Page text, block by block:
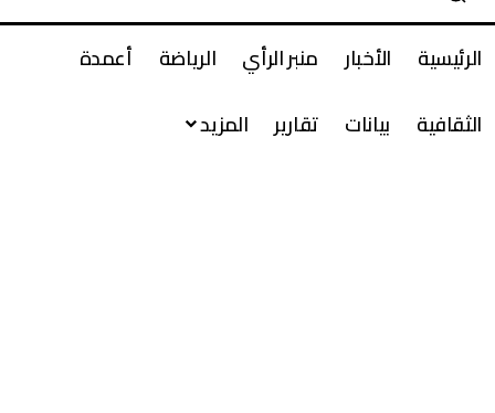
الرئيسية الأخبار منبر الرأي الرياضة
أعمدة
الثقافية
بيانات تقارير المزيد